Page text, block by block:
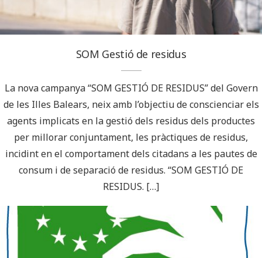
SOM Gestió de residus
La nova campanya “SOM GESTIÓ DE RESIDUS” del Govern
de les Illes Balears, neix amb l’objectiu de conscienciar els
agents implicats en la gestió dels residus dels productes
per millorar conjuntament, les pràctiques de residus,
incidint en el comportament dels citadans a les pautes de
consum i de separació de residus. “SOM GESTIÓ DE
RESIDUS. […]